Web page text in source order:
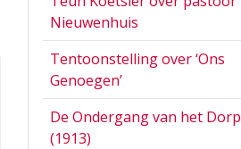
Nieuwenhuis
Tentoonstelling over ‘Ons
Genoegen’
De Ondergang van het Dorp
(1913)